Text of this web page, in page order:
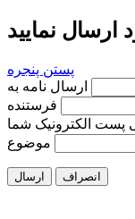
ارسال نمایید
پستن پنجره
فرستنده
پست الکترونیک شما
موضوع
ارسال انصراف